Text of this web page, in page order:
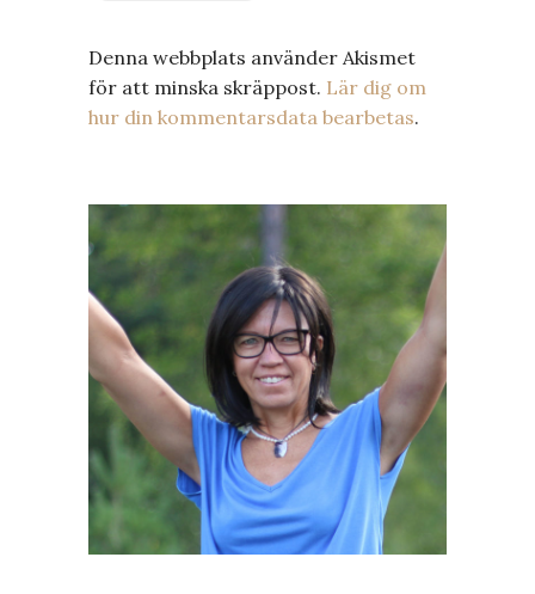
Denna webbplats använder Akismet
för att minska skräppost. Lär dig om
hur din kommentarsdata bearbetas.